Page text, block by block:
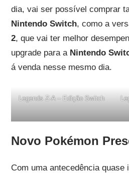
dia, vai ser possível comprar
Nintendo Switch, como a
2, que vai ter melhor
upgrade para a Nintendo
á venda nesse mesmo dia.
Legends Z-A – Edição Switch
Novo Pokémon
Com uma antecedência quase